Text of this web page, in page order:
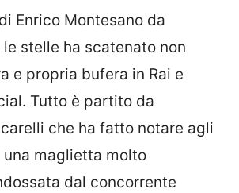
Enrico Montesano da
stelle ha scatenato non
e propria bufera in Rai e
Tutto è partito da
che ha fatto notare agli
maglietta molto
dal concorrente